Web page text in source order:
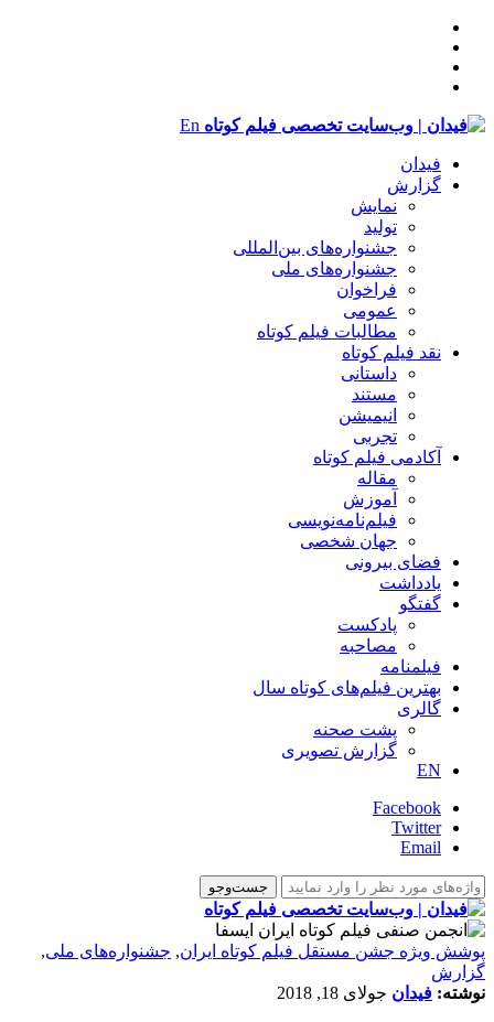
En
فیدان
گزارش
نمایش
تولید
‌‌جشنواره‌های بین‌المللی
جشنواره‌های ملی
فراخوان
عمومی
مطالبات فیلم کوتاه
نقد فیلم کوتاه
داستانی
مستند
انیمیشن
تجربی
آکادمی فیلم کوتاه
مقاله
آموزش
فیلم‌نامه‌نویسی
جهان شخصی
فضای بیرونی
یادداشت
گفتگو
پادکست
مصاحبه
فیلمنامه
بهترین فیلم‌های کوتاه سال
گالری
پشت صحنه
گزارش تصویری
EN
Facebook
Twitter
Email
پوشش ویژه جشن مستقل فیلم کوتاه ایران, جشنواره‌های ملی,
گزارش
نوشته: فیدان جولای 18, 2018